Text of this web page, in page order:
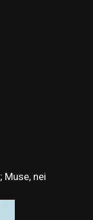
Muse, nei